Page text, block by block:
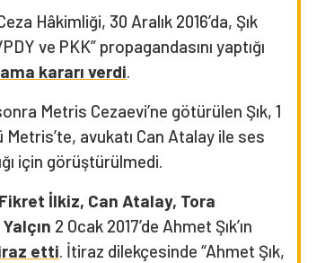
Hâkimliği, 30 Aralık 2016’da, Şık
ve PKK” propagandasını yaptığı
kararı verdi.
Metris Cezaevi’ne götürülen Şık, 1
Metris’te, avukatı Can Atalay ile ses
için görüştürülmedi.
Fikret İlkiz, Can Atalay, Tora
2 Ocak 2017’de Ahmet Şık’ın
etti. İtiraz dilekçesinde “Ahmet Şık,